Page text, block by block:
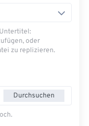
oder
zu replizieren.
Durchsuchen